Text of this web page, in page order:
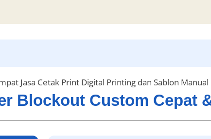
Jasa Cetak Print Digital Printing dan Sablon Manual
Blockout Custom Cepat